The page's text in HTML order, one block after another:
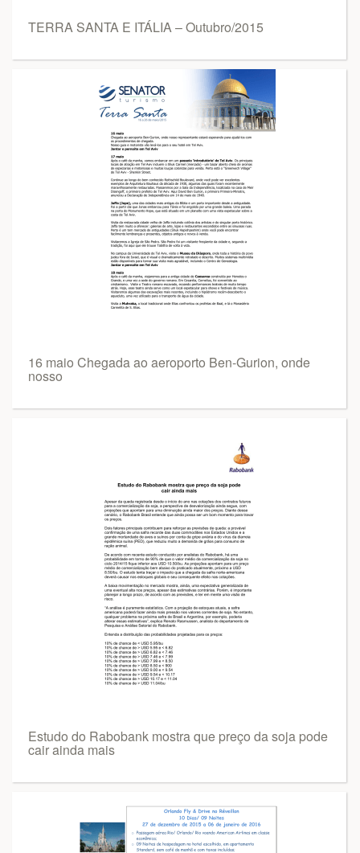
TERRA SANTA E ITÁLIA – Outubro/2015
16 maio Chegada ao aeroporto Ben-Gurion, onde
nosso
Estudo do Rabobank mostra que preço da soja pode
cair ainda mais